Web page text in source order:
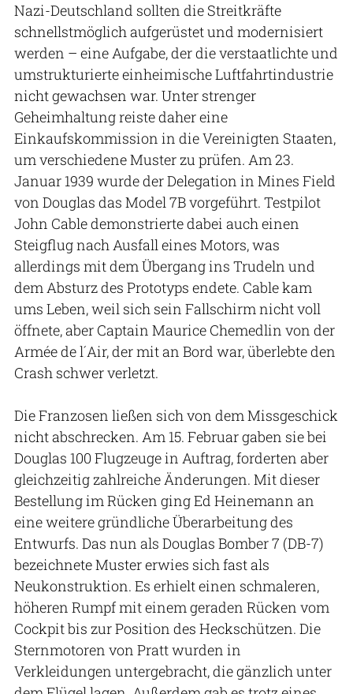
Nazi-Deutschland sollten die Streitkräfte
schnellstmöglich aufgerüstet und modernisiert
werden – eine Aufgabe, der die verstaatlichte und
umstrukturierte einheimische Luftfahrtindustrie
nicht gewachsen war. Unter strenger
Geheimhaltung reiste daher eine
Einkaufskommission in die Vereinigten Staaten,
um verschiedene Muster zu prüfen. Am 23.
Januar 1939 wurde der Delegation in Mines Field
von Douglas das Model 7B vorgeführt. Testpilot
John Cable demonstrierte dabei auch einen
Steigflug nach Ausfall eines Motors, was
allerdings mit dem Übergang ins Trudeln und
dem Absturz des Prototyps endete. Cable kam
ums Leben, weil sich sein Fallschirm nicht voll
öffnete, aber Captain Maurice Chemedlin von der
Armée de l´Air, der mit an Bord war, überlebte den
Crash schwer verletzt.
Die Franzosen ließen sich von dem Missgeschick
nicht abschrecken. Am 15. Februar gaben sie bei
Douglas 100 Flugzeuge in Auftrag, forderten aber
gleichzeitig zahlreiche Änderungen. Mit dieser
Bestellung im Rücken ging Ed Heinemann an
eine weitere gründliche Überarbeitung des
Entwurfs. Das nun als Douglas Bomber 7 (DB-7)
bezeichnete Muster erwies sich fast als
Neukonstruktion. Es erhielt einen schmaleren,
höheren Rumpf mit einem geraden Rücken vom
Cockpit bis zur Position des Heckschützen. Die
Sternmotoren von Pratt wurden in
Verkleidungen untergebracht, die gänzlich unter